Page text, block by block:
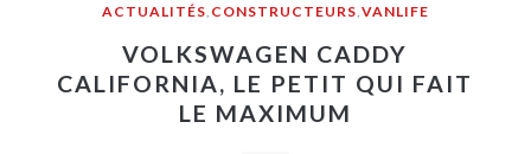
ACTUALITÉS CONSTRUCTEURS VANLIFE
VOLKSWAGEN CADDY
CALIFORNIA, LE PETIT QUI FAIT
LE MAXIMUM